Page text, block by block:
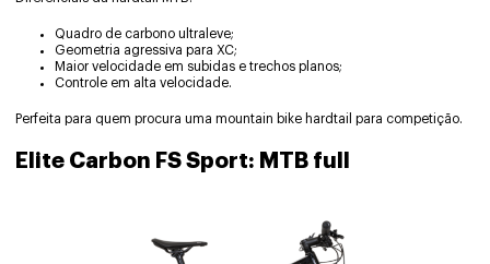
Quadro de carbono ultraleve;
Geometria agressiva para XC;
Maior velocidade em subidas e trechos planos;
Controle em alta velocidade.
Perfeita para quem procura uma mountain bike hardtail para competição.
Elite Carbon FS Sport: MTB full